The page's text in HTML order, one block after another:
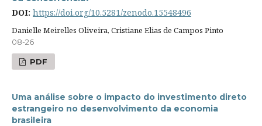
DOI: https://doi.org/10.5281/zenodo.15548496
Danielle Meirelles Oliveira, Cristiane Elias de Campos Pinto
08-26
PDF
Uma análise sobre o impacto do investimento direto
estrangeiro no desenvolvimento da economia
brasileira